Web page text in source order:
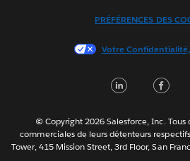
한국어
Português
ไทย
简体中文
PRÉFÉRENCES DES
Votre
© Copyright 2026 Salesforce, Inc. Tous
commerciales de leurs détenteurs
Tower, 415 Mission Street, 3rd Floor, San